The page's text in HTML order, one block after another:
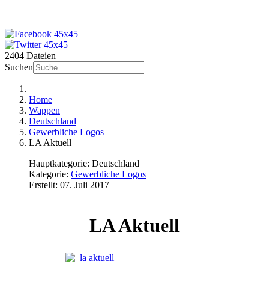
2404 Dateien
Suchen
Home
Wappen
Deutschland
Gewerbliche Logos
LA Aktuell
Hauptkategorie: Deutschland
Kategorie: Gewerbliche Logos
Erstellt: 07. Juli 2017
LA Aktuell